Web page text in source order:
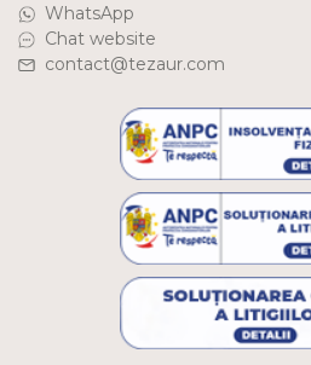
WhatsApp
Chat website
contact@tezaur.com